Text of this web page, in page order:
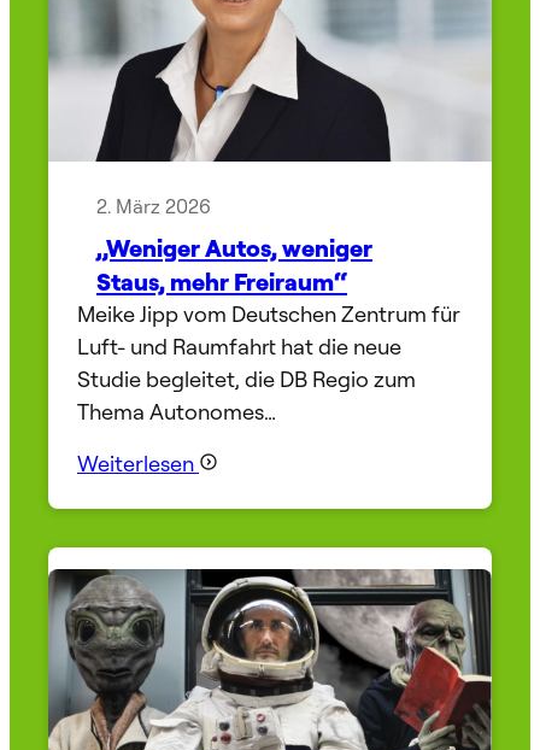
2. März 2026
„Weniger Autos, weniger
Staus, mehr Freiraum“
Meike Jipp vom Deutschen Zentrum für
Luft- und Raumfahrt hat die neue
Studie begleitet, die DB Regio zum
Thema Autonomes…
Weiterlesen